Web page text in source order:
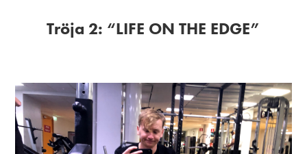
Tröja 2: “LIFE ON THE EDGE”